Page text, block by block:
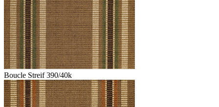
Boucle Streif 390/40k